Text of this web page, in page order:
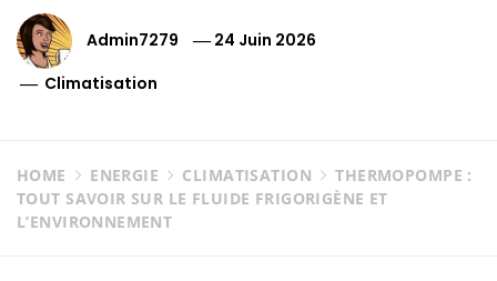
Admin7279
24 Juin 2026
Climatisation
HOME ENERGIE CLIMATISATION
THERMOPOMPE :
TOUT SAVOIR SUR LE FLUIDE FRIGORIGÈNE ET
L’ENVIRONNEMENT